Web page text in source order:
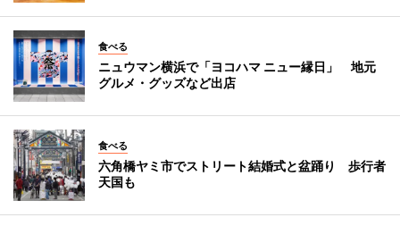
食べる
ニュウマン横浜で「ヨコハマ ニュー縁日」 地元
グルメ・グッズなど出店
食べる
六角橋ヤミ市でストリート結婚式と盆踊り 歩行者
天国も